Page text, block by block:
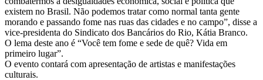
existem no Brasil. Não podemos tratar como normal tanta gente
morando e passando fome nas ruas das cidades e no campo”, disse a
vice-presidenta do Sindicato dos Bancários do Rio, Kátia Branco.
O lema deste ano é “Você tem fome e sede de quê? Vida em
primeiro lugar”.
O evento contará com apresentação de artistas e manifestações
culturais.